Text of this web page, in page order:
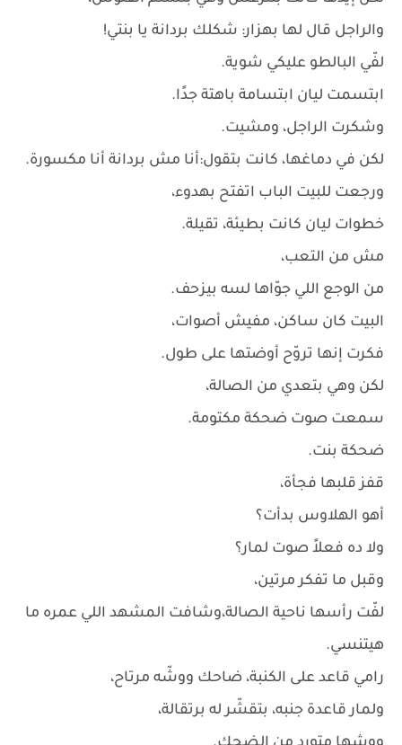
والراجل قال لها بهزار: شكلك بردانة يا بنتي!
لفّي البالطو عليكي شوية.
ابتسمت ليان ابتسامة باهتة جدًا.
وشكرت الراجل، ومشيت.
لكن في دماغها، كانت بتقول:أنا مش بردانة أنا مكسورة.
ورجعت للبيت الباب اتفتح بهدوء،
خطوات ليان كانت بطيئة، تقيلة.
مش من التعب،
من الوجع اللي جوّاها لسه بيزحف.
البيت كان ساكن، مفيش أصوات،
فكرت إنها تروّح أوضتها على طول.
لكن وهي بتعدي من الصالة،
سمعت صوت ضحكة مكتومة.
ضحكة بنت.
قفز قلبها فجأة،
أهو الهلاوس بدأت؟
ولا ده فعلاً صوت لمار؟
وقبل ما تفكر مرتين،
لفّت رأسها ناحية الصالة،وشافت المشهد اللي عمره ما
هيتنسي.
رامي قاعد على الكنبة، ضاحك ووشّه مرتاح،
ولمار قاعدة جنبه، بتقشّر له برتقالة،